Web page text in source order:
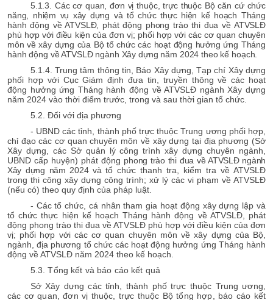
5.1.3. Các cơ quan, đơn vị thuộc, trực thuộc Bộ căn cứ chức
năng, nhiệm vụ xây dựng và tổ chức thực hiện kế hoạch Tháng
hành động về ATVSLĐ, phát động phong trào thi đua về ATVSLĐ
phù hợp với điều kiện của đơn vị; phối hợp với các cơ quan chuyên
môn về xây dựng của Bộ tổ chức các hoạt động hưởng ứng Tháng
hành động về ATVSLĐ ngành Xây dựng năm 2024 theo kế hoạch.
5.1.4. Trung tâm thông tin, Báo Xây dựng, Tạp chí Xây dựng
phối hợp với Cục Giám định đưa tin, truyền thông về các hoạt
động hưởng ứng Tháng hành động về ATVSLĐ ngành Xây dựng
năm 2024 vào thời điểm trước, trong và sau thời gian tổ chức.
5.2. Đối với địa phương
- UBND các tỉnh, thành phố trực thuộc Trung ương phối hợp,
chỉ đạo các cơ quan chuyên môn về xây dựng tại địa phương (Sở
Xây dựng, các Sở quản lý công trình xây dựng chuyên ngành,
UBND cấp huyện) phát động phong trào thi đua về ATVSLĐ ngành
Xây dựng năm 2024 vàtổ chức thanh tra, kiểm tra về ATVSLĐ
trong thi công xây dựng công trình; xử lý các vi phạm về ATVSLĐ
(nếu có) theo quy định của pháp luật.
- Các tổ chức, cá nhân tham gia hoạt động xây dựng lập và
tổ chức thực hiện kế hoạch Tháng hành động về ATVSLĐ, phát
động phong trào thi đua về ATVSLĐ phù hợp với điều kiện của đơn
vị; phối hợp với các cơ quan chuyên môn về xây dựng của Bộ,
ngành, địa phương tổ chức các hoạt động hưởng ứng Tháng hành
động về ATVSLĐ năm 2024 theo kế hoạch.
5.3. Tổng kết và báo cáo kết quả
Sở Xây dựng các tỉnh, thành phố trực thuộc Trung ương,
các cơ quan, đơn vị thuộc, trực thuộc Bộ tổng hợp, báo cáo kết